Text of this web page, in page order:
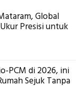
Global
Presisi untuk
PCM di 2026, ini
Sejuk Tanpa